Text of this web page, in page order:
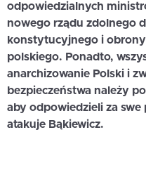
odpowiedzialnych
nowego rządu zdolnego
konstytucyjnego i
polskiego. Ponadto,
anarchizowanie Polski i
bezpieczeństwa należy
aby odpowiedzieli za swe
atakuje Bąkiewicz.